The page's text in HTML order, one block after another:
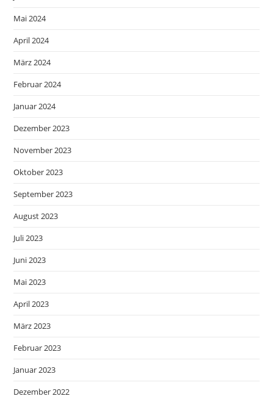
Mai 2024
April 2024
März 2024
Februar 2024
Januar 2024
Dezember 2023
November 2023
Oktober 2023
September 2023
August 2023
Juli 2023
Juni 2023
Mai 2023
April 2023
März 2023
Februar 2023
Januar 2023
Dezember 2022